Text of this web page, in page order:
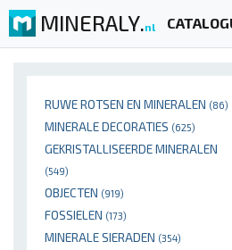
MINERALY.nl
RUWE ROTSEN EN MINERALEN (86)
MINERALE DECORATIES (625)
GEKRISTALLISEERDE MINERALEN
(549)
OBJECTEN (919)
FOSSIELEN (173)
MINERALE SIERADEN (354)